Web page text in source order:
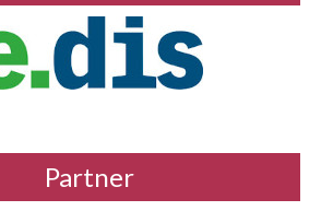
Partner